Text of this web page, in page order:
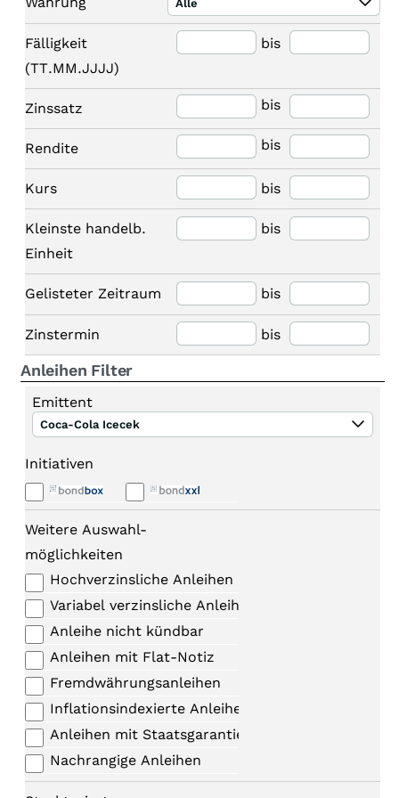
Alle
Fälligkeit
(TT.MM.JJJJ)
bis
Zinssatz bis
Rendite bis
Kurs bis
Kleinste handelb.
Einheit
bis
Gelisteter Zeitraum bis
Zinstermin bis
Anleihen Filter
Emittent
Coca-Cola Icecek
Initiativen
Weitere Auswahl-
möglichkeiten
Hochverzinsliche Anleihen
Variabel verzinsliche Anleihen
Anleihe nicht kündbar
Anleihen mit Flat-Notiz
Fremdwährungsanleihen
Inflationsindexierte Anleihen
Anleihen mit Staatsgarantie
Nachrangige Anleihen